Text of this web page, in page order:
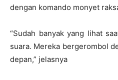
dengan komando monyet
“Sudah banyak yang lihat
suara. Mereka bergerombol
depan,” jelasnya